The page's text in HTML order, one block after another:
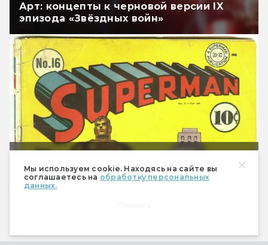
Мы используем cookie. Находясь на сайте вы
соглашаетесь на обработку персональных
данных.
Арт: концепты к черновой версии IX
эпизода «Звёздных войн»
неизданное стихотворение Набокова о
Супермене. Мы его перевели